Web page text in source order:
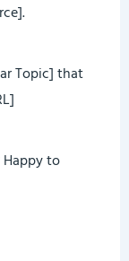
Topic] that
to